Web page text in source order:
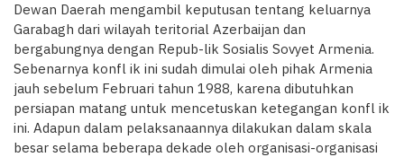
Dewan Daerah mengambil keputusan tentang keluarnya
Garabagh dari wilayah teritorial Azerbaijan dan
bergabungnya dengan Repub-lik Sosialis Sovyet Armenia.
Sebenarnya konfl ik ini sudah dimulai oleh pihak Armenia
jauh sebelum Februari tahun 1988, karena dibutuhkan
persiapan matang untuk mencetuskan ketegangan konfl ik
ini. Adapun dalam pelaksanaannya dilakukan dalam skala
besar selama beberapa dekade oleh organisasi-organisasi